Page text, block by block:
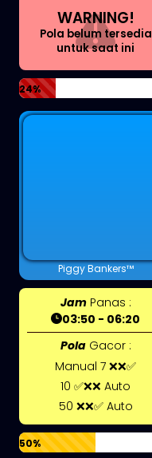
WARNING!
Pola belum tersedia
untuk saat ini
24%
Piggy Bankers™
JamPanas :
03:50 - 06:20
PolaGacor :
Manual 7 ❌❌✅
10 ✅❌❌ Auto
50 ❌❌✅ Auto
50%